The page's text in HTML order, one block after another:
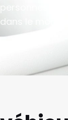
personnes à
dans le monde.